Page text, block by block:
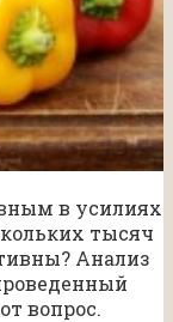
в усилиях
тысяч
Анализ
вопрос.